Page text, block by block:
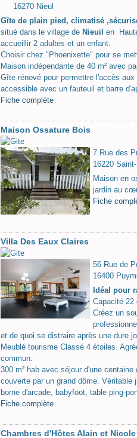
16270 Nieul
Gîte de plain pied, climatisé
situé dans le village de Nieuil en
accueillir 2 adultes et un enfant.
Choisir chez "Phoenixette" pour se
Maison indépendante de 40 m² avec
Gîte rénové pour permettre l'accès
accessible avec un fauteuil et barre
Fiche complète
Maison Ossature Bois
7 Rue des
16220
Maison en
jardin au
Fiche
Villa Des Eaux Claires
56 Rue de
16400
Idéal pour
Capacité 22
Créez un
et de quoi se distraire après une dure
Meublé tourisme Classé 4 étoiles.
commun.
300 m² hab avec séjour d'une
couverte par un grand dôme.
borne d'arcade, babyfoot, table ping-
Fiche complète
Chambres d'Hôtes Alain et Nicole